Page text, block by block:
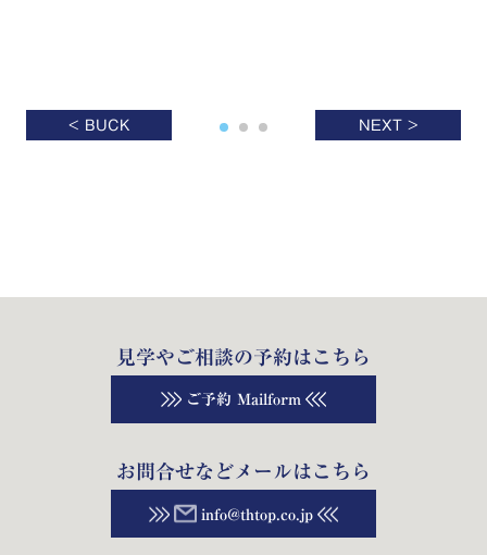
< BUCK NEXT >
見学やご相談の予約はこちら
ご予約 Mailform
お問合せなどメールはこちら
info@thtop.co.jp